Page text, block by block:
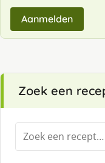
Aanmelden
Zoek een
Zoeken
naar: